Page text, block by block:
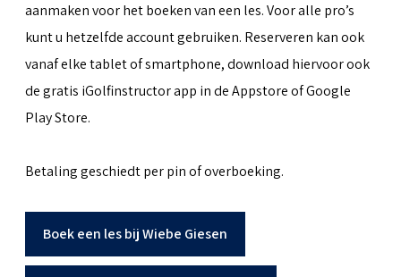
aanmaken voor het boeken van een les. Voor alle pro’s
kunt u hetzelfde account gebruiken. Reserveren kan ook
vanaf elke tablet of smartphone, download hiervoor ook
de gratis iGolfinstructor app in de Appstore of Google
Play Store.
Betaling geschiedt per pin of overboeking.
Boek een les bij Wiebe Giesen